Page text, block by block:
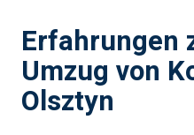
Erfahrungen
Umzug von
Olsztyn